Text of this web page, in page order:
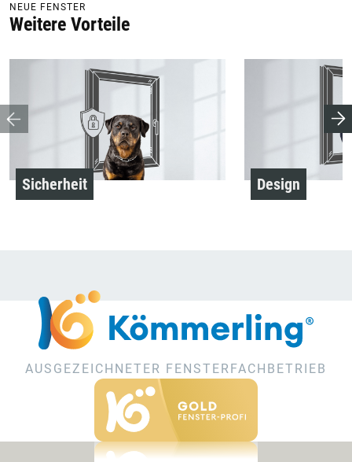
NEUE FENSTER
Weitere Vorteile
Sicherheit Design
AUSGEZEICHNETER FENSTERFACHBETRIEB